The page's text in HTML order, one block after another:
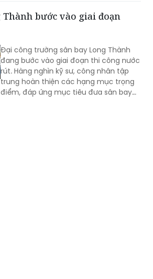
Đại công trường sân bay Long Thành
rút. Hàng nghìn kỹ sư, công nhân tập
trung hoàn thiện các hạng mục trọng
điểm, đáp ứng mục tiêu đưa sân bay
vào khai thác thương mại cuối năm
2026.